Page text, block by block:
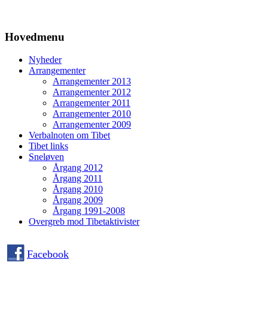
Hovedmenu
Nyheder
Arrangementer
Arrangementer 2013
Arrangementer 2012
Arrangementer 2011
Arrangementer 2010
Arrangementer 2009
Verbalnoten om Tibet
Tibet links
Sneløven
Årgang 2012
Årgang 2011
Årgang 2010
Årgang 2009
Årgang 1991-2008
Overgreb mod Tibetaktivister
Facebook